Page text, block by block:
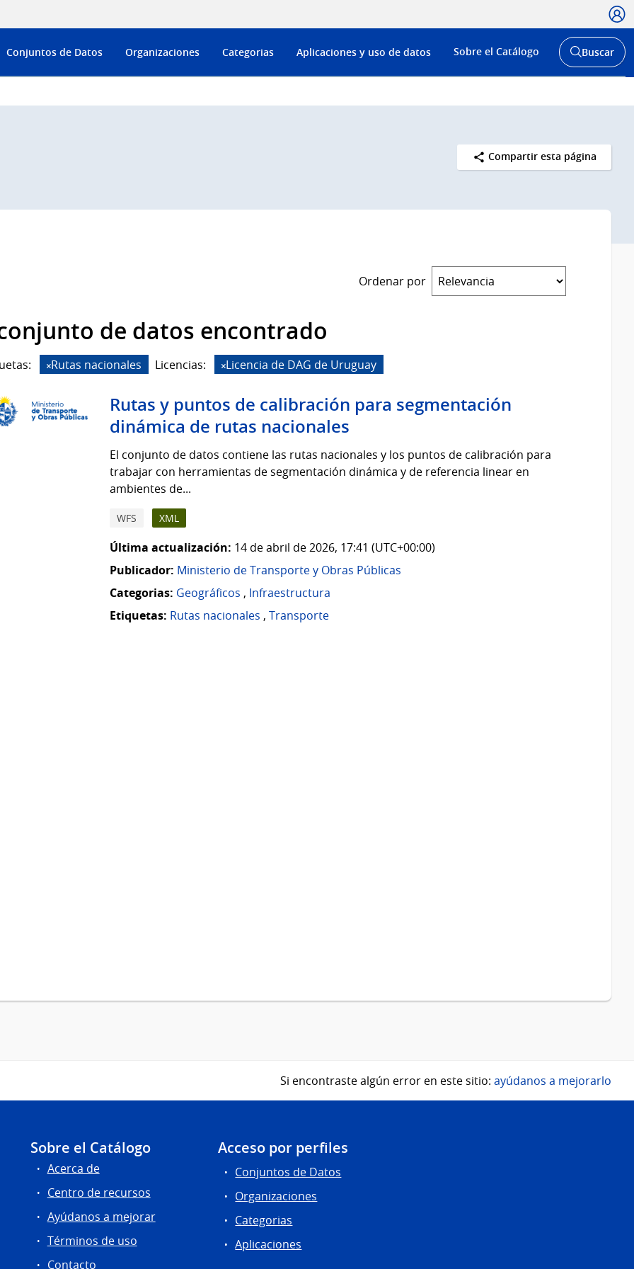
Menú
de
Conjuntos de Datos Organizaciones Categorias Aplicaciones y uso de datos Sobre el Catálogo
Abrir
buscador
Buscar
Compartir esta página
Ordenar por
de datos encontrado
Rutas nacionales Licencias: Licencia de DAG de Uruguay
Rutas y puntos de calibración para segmentación
dinámica de rutas nacionales
El conjunto de datos contiene las rutas nacionales y los puntos de calibración para
trabajar con herramientas de segmentación dinámica y de referencia linear en
ambientes de...
WFS XML
Última actualización: 14 de abril de 2026, 17:41 (UTC+00:00)
Publicador: Ministerio de Transporte y Obras Públicas
Categorias: Geográficos , Infraestructura
Etiquetas: Rutas nacionales , Transporte
Si encontraste algún error en este sitio: ayúdanos a mejorarlo
Sobre el Catálogo
Acerca de
Centro de recursos
Ayúdanos a mejorar
Términos de uso
Contacto
Acceso por perfiles
Conjuntos de Datos
Organizaciones
Categorias
Aplicaciones